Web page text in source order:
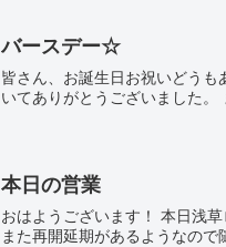
バースデー☆
皆さん、お誕生日お祝いどう
いてありがとうございました
本日の営業
おはようございます！ 本日浅
また再開延期があるようなの